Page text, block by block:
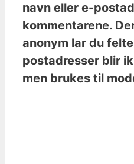
navn eller e-
kommentarene.
anonym lar du
postadresser blir
men brukes til